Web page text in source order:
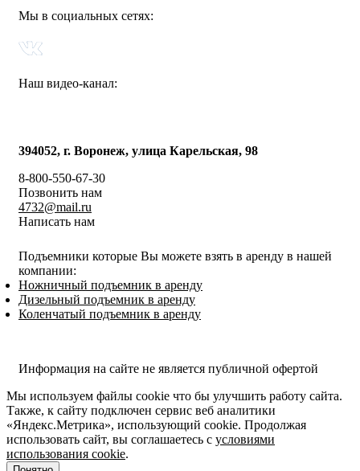
Мы в социальных сетях:
Наш видео-канал:
394052, г. Воронеж, улица Карельская, 98
8-800-550-67-30
Позвонить нам
4732@mail.ru
Написать нам
Подъемники которые Вы можете взять в аренду в нашей
компании:
Ножничный подъемник в аренду
Дизельный подъемник в аренду
Коленчатый подъемник в аренду
Информация на сайте не является публичной офертой
Мы используем файлы cookie что бы улучшить работу сайта.
Также, к сайту подключен сервис веб аналитики
«Яндекс.Метрика», использующий cookie. Продолжая
использовать сайт, вы соглашаетесь с условиями
использования cookie.